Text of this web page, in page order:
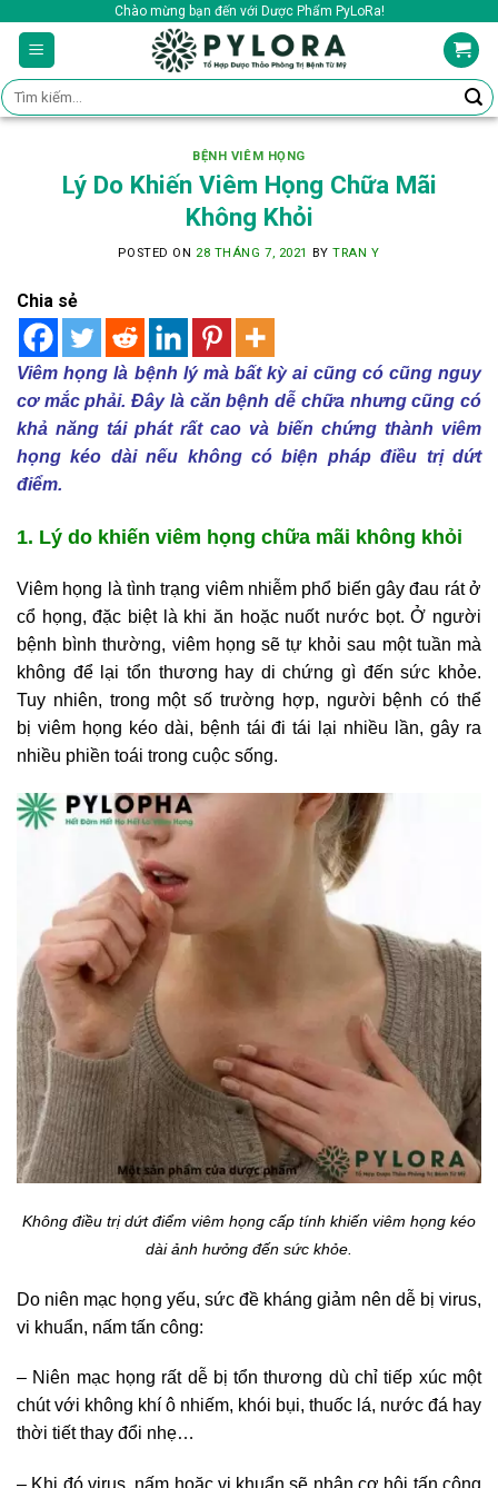
content
Chào mừng bạn đến với Dược Phẩm PyLoRa!
Tìm
kiếm:
BỆNH VIÊM HỌNG
Lý Do Khiến Viêm Họng Chữa Mãi
Không Khỏi
POSTED ON 28 THÁNG 7, 2021 BYTRAN Y
Chia sẻ
Viêm họng là bệnh lý mà bất kỳ ai cũng có cũng nguy
cơ mắc phải. Đây là căn bệnh dễ chữa nhưng cũng có
khả năng tái phát rất cao và biến chứng thành viêm
họng kéo dài nếu không có biện pháp điều trị dứt
điểm.
1. Lý do khiến viêm họng chữa mãi không khỏi
Viêm họng là tình trạng viêm nhiễm phổ biến gây đau rát ở
cổ họng, đặc biệt là khi ăn hoặc nuốt nước bọt. Ở người
bệnh bình thường, viêm họng sẽ tự khỏi sau một tuần mà
không để lại tổn thương hay di chứng gì đến sức khỏe.
Tuy nhiên, trong một số trường hợp, người bệnh có thể
bị viêm họng kéo dài, bệnh tái đi tái lại nhiều lần, gây ra
nhiều phiền toái trong cuộc sống.
Không điều trị dứt điểm viêm họng cấp tính khiến viêm họng kéo
dài ảnh hưởng đến sức khỏe.
Do niên mạc họng yếu, sức đề kháng giảm nên dễ bị virus,
vi khuẩn, nấm tấn công:
– Niên mạc họng rất dễ bị tổn thương dù chỉ tiếp xúc một
chút với không khí ô nhiếm, khói bụi, thuốc lá, nước đá hay
thời tiết thay đổi nhẹ…